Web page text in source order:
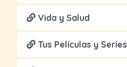
Vida y Salud
Tus Películas y Series